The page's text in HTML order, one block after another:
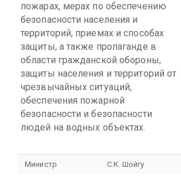
пожарах, мерах по обеспечению
безопасности населения и
территорий, приемах и способах
защиты, а также пропаганде в
области гражданской обороны,
защиты населения и территорий от
чрезвычайных ситуаций,
обеспечения пожарной
безопасности и безопасности
людей на водных объектах.
Министр С.К. Шойгу